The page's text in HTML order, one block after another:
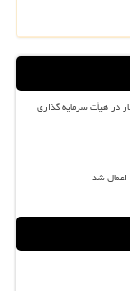
شد